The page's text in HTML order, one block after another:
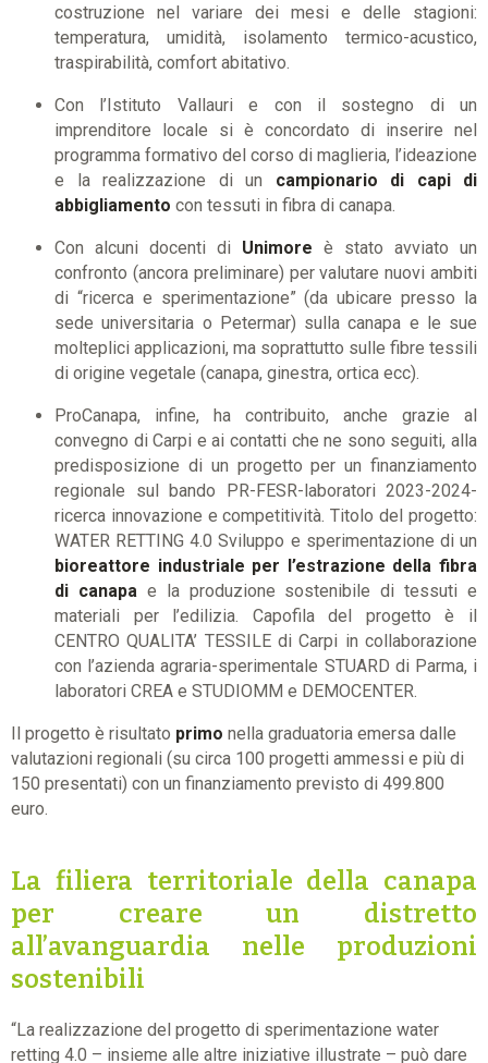
costruzione nel variare dei mesi e delle stagioni:
temperatura, umidità, isolamento termico-acustico,
traspirabilità, comfort abitativo.
Con l’Istituto Vallauri e con il sostegno di un
imprenditore locale si è concordato di inserire nel
programma formativo del corso di maglieria, l’ideazione
e la realizzazione di un campionario di capi di
abbigliamento con tessuti in fibra di canapa.
Con alcuni docenti di Unimore è stato avviato un
confronto (ancora preliminare) per valutare nuovi ambiti
di “ricerca e sperimentazione” (da ubicare presso la
sede universitaria o Petermar) sulla canapa e le sue
molteplici applicazioni, ma soprattutto sulle fibre tessili
di origine vegetale (canapa, ginestra, ortica ecc).
ProCanapa, infine, ha contribuito, anche grazie al
convegno di Carpi e ai contatti che ne sono seguiti, alla
predisposizione di un progetto per un finanziamento
regionale sul bando PR-FESR-laboratori 2023-2024-
ricerca innovazione e competitività. Titolo del progetto:
WATER RETTING 4.0 Sviluppo e sperimentazione di un
bioreattore industriale per l’estrazione della fibra
di canapae la produzione sostenibile di tessuti e
materiali per l’edilizia. Capofila del progetto è il
CENTRO QUALITA’ TESSILE di Carpi in collaborazione
con l’azienda agraria-sperimentale STUARD di Parma, i
laboratori CREA e STUDIOMM e DEMOCENTER.
Il progetto è risultato primo nella graduatoria emersa dalle
valutazioni regionali (su circa 100 progetti ammessi e più di
150 presentati) con un finanziamento previsto di 499.800
euro.
La filiera territoriale della canapa
per creare un distretto
all’avanguardia nelle produzioni
sostenibili
“La realizzazione del progetto di sperimentazione water
retting 4.0 – insieme alle altre iniziative illustrate – può dare